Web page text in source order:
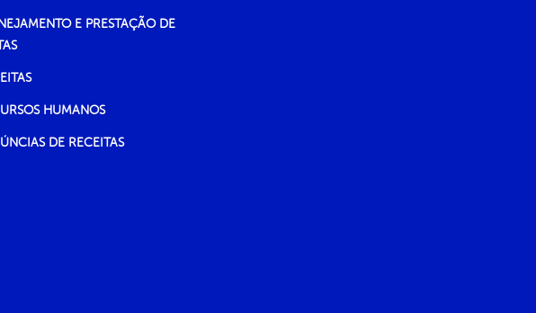
E PRESTAÇÃO DE
HUMANOS
DE RECEITAS